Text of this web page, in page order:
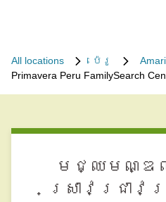
All locations ប៉េរូ
Primavera Peru FamilySearch
មជ្ឈមណ្ឌ
ស្រាវជ្រាវ​